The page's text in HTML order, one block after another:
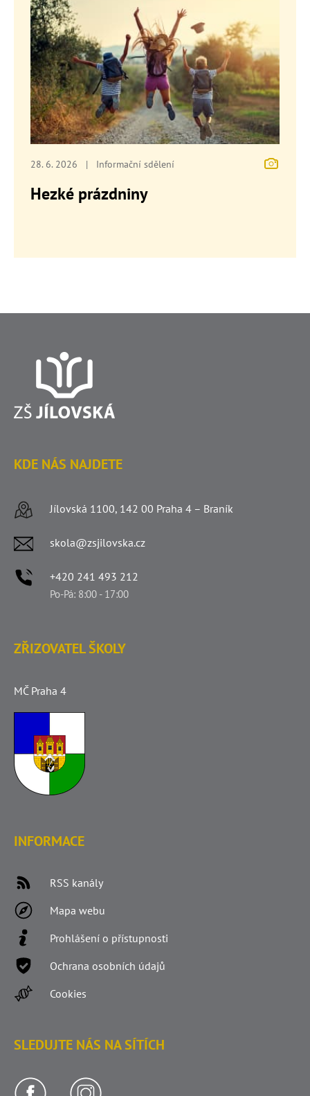
28. 6. 2026 | Informační sdělení
Hezké prázdniny
KDE NÁS NAJDETE
Jílovská 1100, 142 00 Praha 4 – Braník
skola@zsjilovska.cz
+420 241 493 212
Po-Pá: 8:00 - 17:00
ZŘIZOVATEL ŠKOLY
MČ Praha 4
INFORMACE
RSS kanály
Mapa webu
Prohlášení o přístupnosti
Ochrana osobních údajů
Cookies
SLEDUJTE NÁS NA SÍTÍCH